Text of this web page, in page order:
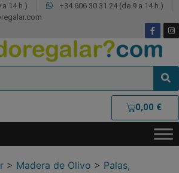
a 14 h.)
+34 606 30 31 24 (de 9 a 14 h.)
0,00 €
> Madera de Olivo > Palas,